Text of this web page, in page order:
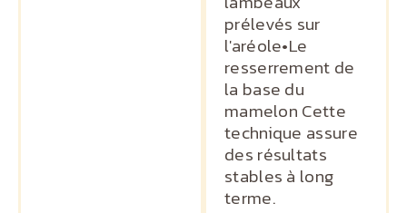
prélevés sur
l'aréole•Le
resserrement de
la base du
mamelon Cette
technique assure
des résultats
stables à long
terme.